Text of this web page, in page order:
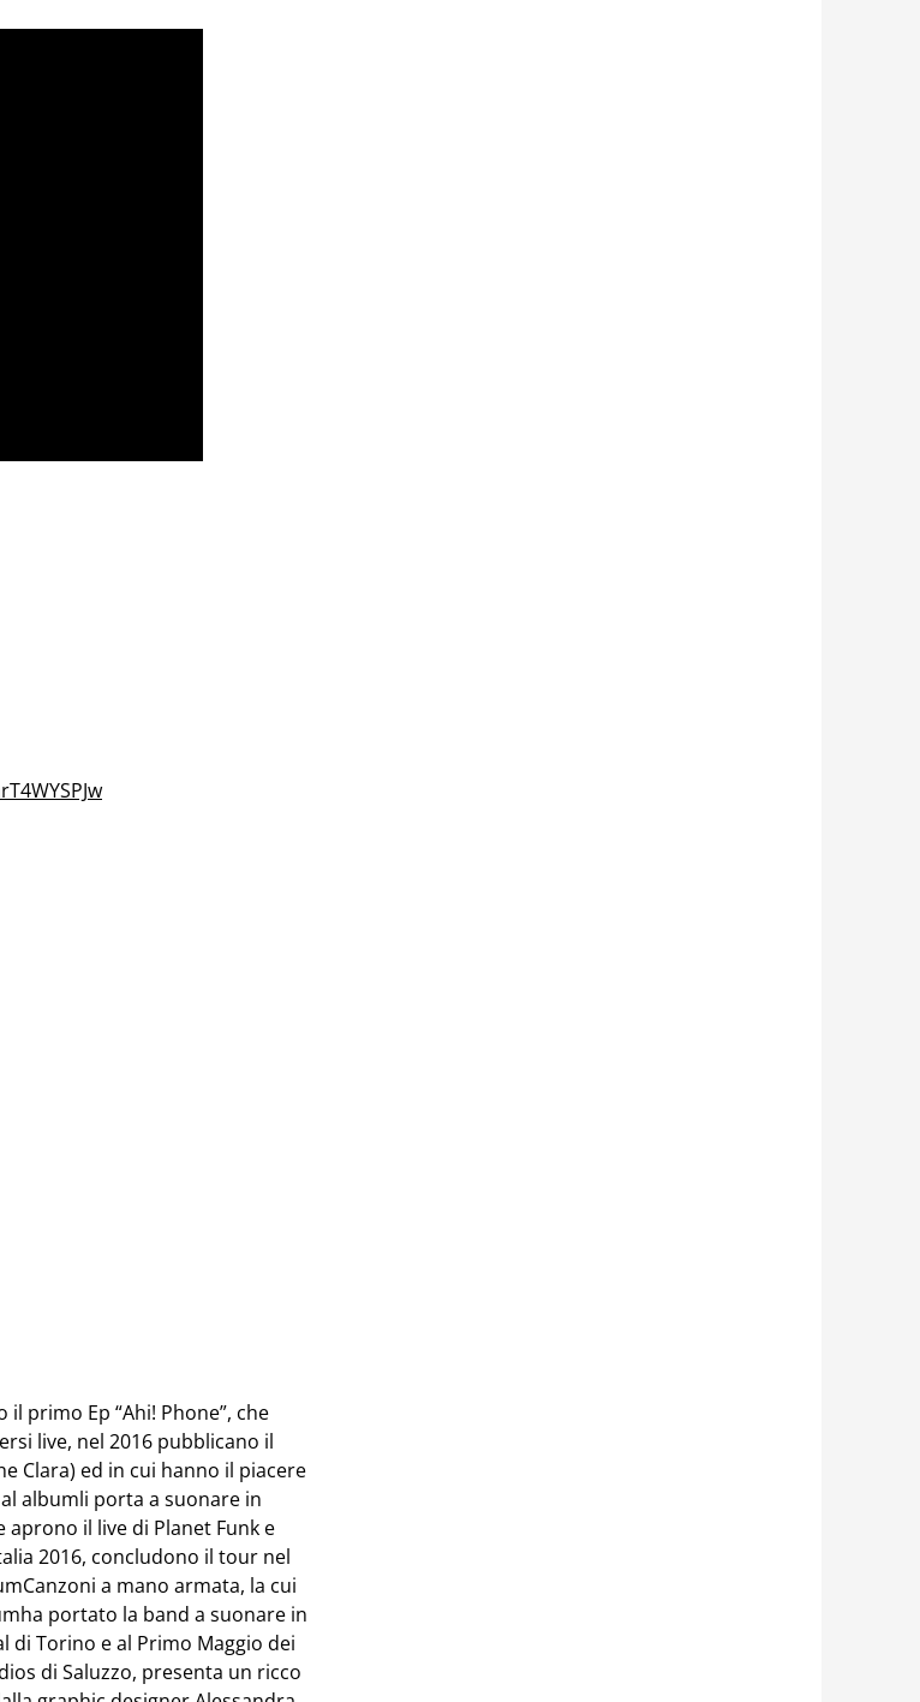
primo Ep “Ahi! Phone”, che
live, nel 2016 pubblicano il
Clara) ed in cui hanno il piacere
albumli porta a suonare in
aprono il live di Planet Funk e
2016, concludono il tour nel
a mano armata, la cui
portato la band a suonare in
di Torino e al Primo Maggio dei
di Saluzzo, presenta un ricco